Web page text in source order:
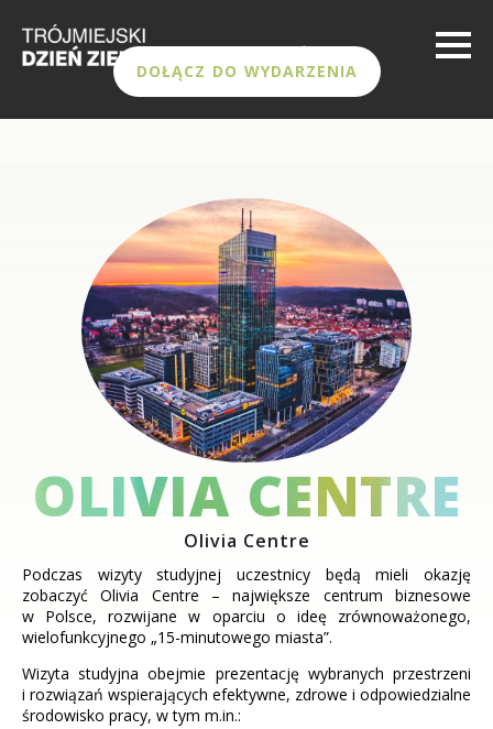
DOŁĄCZ DO WYDARZENIA
OLIVIA CENTRE
Olivia Centre
Podczas wizyty studyjnej uczestnicy będą mieli okazję
zobaczyć Olivia Centre – największe centrum biznesowe
w Polsce, rozwijane w oparciu o ideę zrównoważonego,
wielofunkcyjnego „15-minutowego miasta”.
Wizyta studyjna obejmie prezentację wybranych przestrzeni
i rozwiązań wspierających efektywne, zdrowe i odpowiedzialne
środowisko pracy, w tym m.in.: